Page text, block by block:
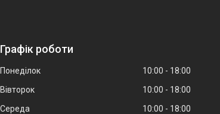
Графік роботи
Понеділок 10:00
18:00
Вівторок
10:00
18:00
Середа
10:00
18:00